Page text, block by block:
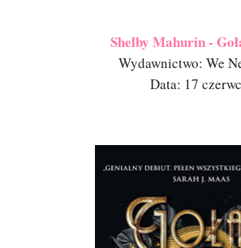
Shelby Mahurin -
Wydawnictwo: We
Data: 17